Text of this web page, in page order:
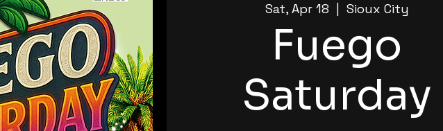
Sat, Apr 18 Sioux City
Fuego
Saturday